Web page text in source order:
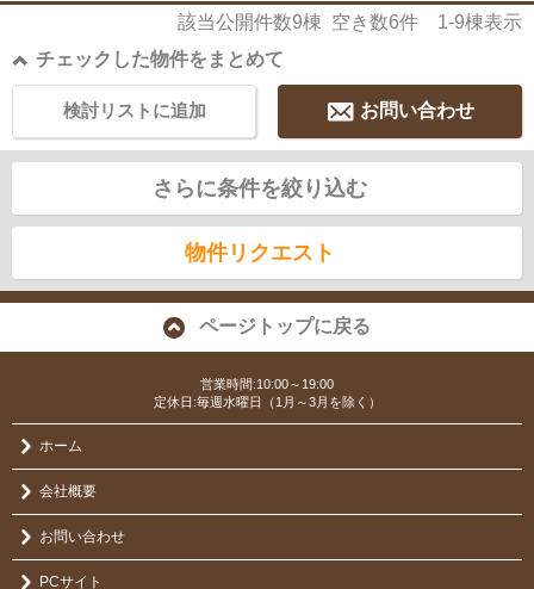
該当公開件数9棟 空き数6件 1-9棟表示
チェックした物件をまとめて
お問い合わせ
検討リストに追加
さらに条件を絞り込む
物件リクエスト
ページトップに戻る
営業時間:10:00～19:00
定休日:毎週水曜日（1月～3月を除く）
ホーム
会社概要
お問い合わせ
PCサイト